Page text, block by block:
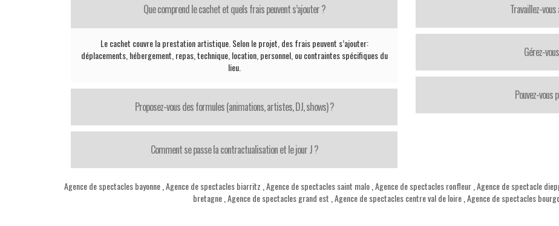
Que comprend le cachet et quels frais peuvent s’ajouter ?
Le cachet couvre la prestation artistique. Selon le projet, des frais peuvent s’ajouter:
déplacements, hébergement, repas, technique, location, personnel, ou contraintes spécifiques du
lieu.
Proposez-vous des formules (animations, artistes, DJ, shows) ?
Comment se passe la contractualisation et le jour J ?
Travaillez-
Gérez-
Pouvez-vous
Agence de spectacles bayonne, Agence de spectacles biarritz Agence de spectacles saint malo, Agence de spectacles ronfleur, Agence de spectacle
bretagne Agence de spectacles grand est Agence de spectacles centre val de loire Agence de spectacles